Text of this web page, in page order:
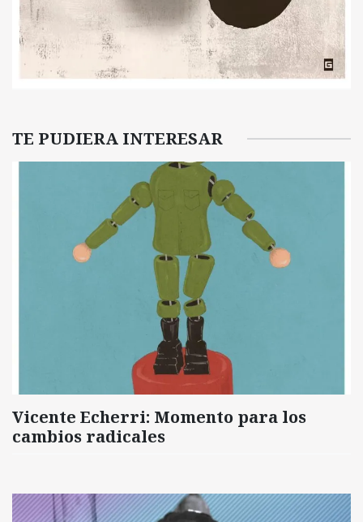
TE PUDIERA INTERESAR
Vicente Echerri: Momento para los
cambios radicales